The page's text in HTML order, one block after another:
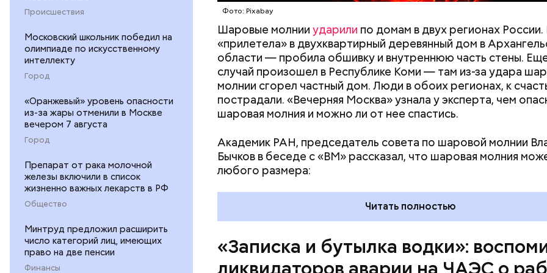
Происшествия
Московский школьник победил на
олимпиаде по искусственному
интеллекту
Город
«Оранжевый» уровень опасности
из-за жары отменили в Москве
вечером 7 августа
Город
Препарат от рака молочной
железы включили в список
жизненно важных лекарств в РФ
Общество
Минтруд предложил расширить
число категорий лиц, имеющих
право на две пенсии
Финансы
Фото: Pixabay
Шаровые молнииударили по домам в двух регионах
«прилетела» в двухквартирный деревянный дом в
области — пробила обшивку и внутреннюю часть стены.
случай произошел в Республике Коми — там из-за удара
молнии сгорел частный дом. Люди в обоих регионах, к
пострадали. «Вечерняя Москва» узнала у эксперта, чем
шаровая молния и можно ли от нее спастись.
Академик РАН, председатель совета по шаровой молнии
Бычков в беседе с «ВМ» рассказал, что шаровая молния
любого размера:
Читать полностью
«Записка и бутылка водки»:
— Об аварии я узнал 26 апреля, когда нас подняли по
дома, за нами приехал транспорт. Привезли в полк.
Сказали, что произошло. Создали мобильный отряд. Через
часов мы направились в сторону Чернобыля, — вспоминает